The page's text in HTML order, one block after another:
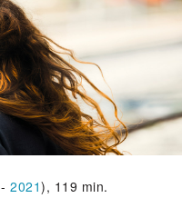
-2021), 119 min.